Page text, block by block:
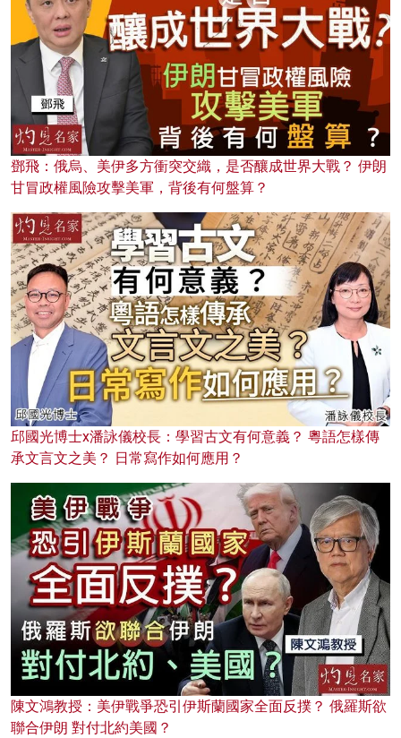
鄧飛：俄烏、美伊多方衝突交織，是否釀成世界大戰？ 伊朗
甘冒政權風險攻擊美軍，背後有何盤算？
邱國光博士x潘詠儀校長：學習古文有何意義？ 粵語怎樣傳
承文言文之美？ 日常寫作如何應用？
陳文鴻教授：美伊戰爭恐引伊斯蘭國家全面反撲？ 俄羅斯欲
聯合伊朗 對付北約美國？